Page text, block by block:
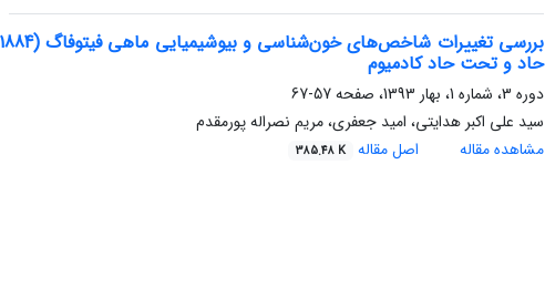
حاد و تحت حاد کادمیوم
دوره 3، شماره 1، بهار 1393، صفحه
57-67
سید علی اکبر هدایتی، امید جعفری، مریم نصراله پورمقدم
مشاهده مقاله
اصل مقاله 385.48 K